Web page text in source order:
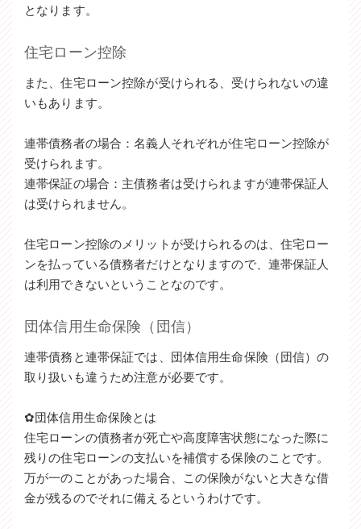
となります。
住宅ローン控除
また、住宅ローン控除が受けられる、受けられないの違
いもあります。
連帯債務者の場合：名義人それぞれが住宅ローン控除が
受けられます。
連帯保証の場合：主債務者は受けられますが連帯保証人
は受けられません。
住宅ローン控除のメリットが受けられるのは、住宅ロー
ンを払っている債務者だけとなりますので、連帯保証人
は利用できないということなのです。
団体信用生命保険（団信）
連帯債務と連帯保証では、団体信用生命保険（団信）の
取り扱いも違うため注意が必要です。
✿団体信用生命保険とは
住宅ローンの債務者が死亡や高度障害状態になった際に
残りの住宅ローンの支払いを補償する保険のことです。
万が一のことがあった場合、この保険がないと大きな借
金が残るのでそれに備えるというわけです。